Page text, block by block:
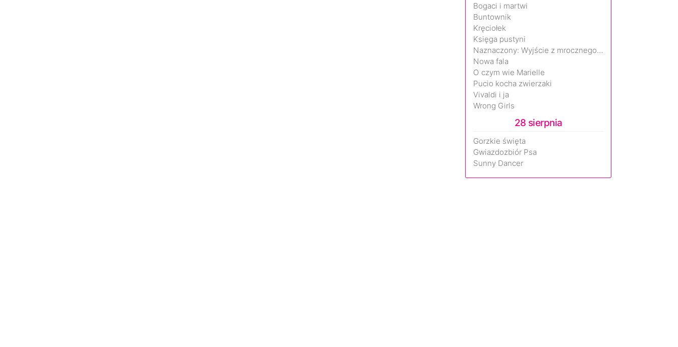
Bogaci i martwi
Buntownik
Kręciołek
Księga pustyni
Naznaczony: Wyjście z mrocznego wymiaru
Nowa fala
O czym wie Marielle
Pucio kocha zwierzaki
Vivaldi i ja
Wrong Girls
28 sierpnia
Gorzkie święta
Gwiazdozbiór Psa
Sunny Dancer